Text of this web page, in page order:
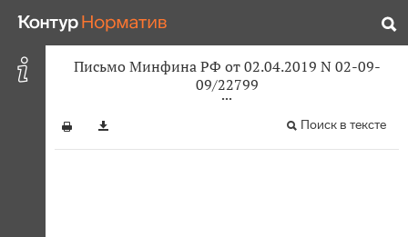
Письмо Минфина РФ от 02.04.2019 N 02-09-
09/22799
Поиск в тексте